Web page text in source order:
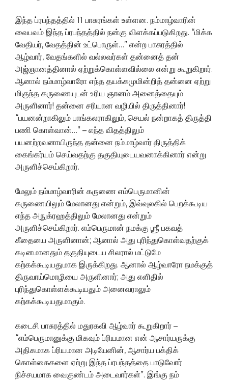
இந்த ப்ரபந்தத்தில் 11 பாசுரங்கள் உள்ளன. நம்மாழ்வாரின்
வைபவம் இந்த ப்ரபந்தத்தில் நன்கு விளக்கப்படுகிறது. “மிக்க
வேதியர், வேதத்தின் உட்பொருள்…” என்ற பாசுரத்தில்
ஆழ்வார், வேதங்களில் வல்லவர்கள் தன்னைத் தன்
அஜ்ஞானத்தினால் ஏற்றுக்கொள்ளவில்லை என்று கூறுகிறார்.
ஆனால் நம்மாழ்வாரோ எந்த தயக்கமுமின்றித் தன்னை ஏற்று
மிகுந்த கருணையுடன் உரிய ஞானம் அனைத்தையும்
அருளினார்! தன்னை சரியான வழியில் திருத்தினார்!
“பயனன்றாகிலும் பாங்கலராகிலும், செயல் நன்றாகத் திருத்தி
பணி கொள்வான்…” – எந்த விதத்திலும்
பயனற்றவனாயிருந்த தன்னை நம்மாழ்வார் திருத்திக்
கைங்கர்யம் செய்வதற்கு தகுதியுடையவனாக்கினார் என்று
அருளிச்செய்கிறார்.
மேலும் நம்மாழ்வாரின் கருணை எம்பெருமானின்
கருணையிலும் மேலானது என்றும், இவ்வுலகில் பெறக்கூடிய
எந்த அநுக்ரஹத்திலும் மேலானது என்றும்
அருளிச்செய்கிறார். எம்பெருமான் நமக்கு ஶ்ரீ பகவத்
கீதையை அருளினான்; ஆனால் அது புரிந்துகொள்வதற்குக்
கடினமானதும் தகுதியுடைய சிலரால் மட்டுமே
கற்கக்கூடியதுமாக இருக்கிறது. ஆனால் ஆழ்வாரோ நமக்குத்
திருவாய்மொழியை அருளினார்; அது எளிதில்
புரிந்துகொள்ளக்கூடியதும் அனைவராலும்
கற்கக்கூடியதுமாகும்.
கடைசி பாசுரத்தில் மதுரகவி ஆழ்வார் கூறுகிறார் –
“எம்பெருமானுக்கு மிகவும் ப்ரியமான என் ஆசார்யருக்கு
அதிகமாக ப்ரியமான அடியேனின், ஆசார்ய பக்திக்
கொள்கைகளை ஏற்று இந்த ப்ரபந்தத்தை பாடுவோர்
நிச்சயமாக வைகுண்டம் அடைவார்கள்”. இங்கு நம்